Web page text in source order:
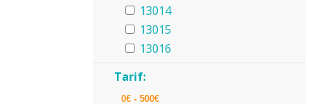
13014
13015
13016
Tarif: